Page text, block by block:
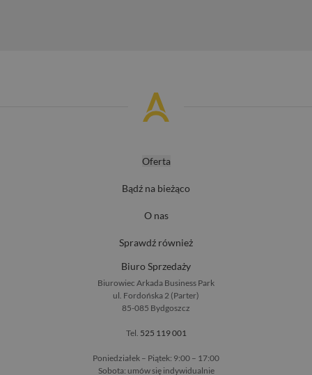
Oferta
Bądź na bieżąco
O nas
Sprawdź również
Biuro Sprzedaży
Biurowiec Arkada Business Park
ul. Fordońska 2 (Parter)
85-085 Bydgoszcz
Tel. 525 119 001
Poniedziałek – Piątek: 9:00 – 17:00
Sobota: umów się indywidualnie